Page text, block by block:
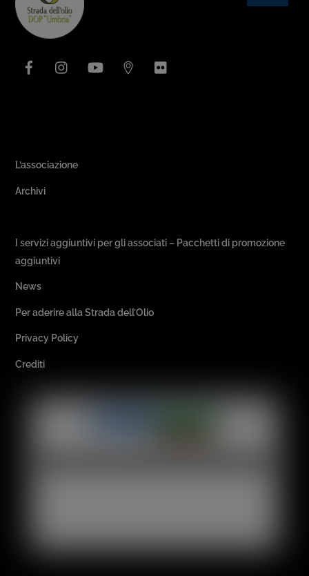
YouTube
L’associazione
Archivi
I servizi aggiuntivi per gli associati – Pacchetti di promozione
aggiuntivi
News
Per aderire alla Strada dell’Olio
Privacy Policy
Crediti